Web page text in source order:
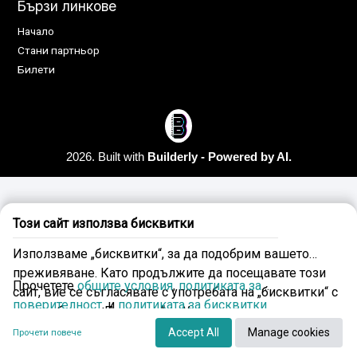
Този сайт използва бисквитки
Използваме „бисквитки“, за да подобрим вашето
преживяване. Като продължите да посещавате този
сайт, вие се съгласявате с употребата на „бисквитки“ с
прости бутони „Приемам“ и „Управление на
предпочитанията“.
Прочететеобщите условия,политиката за
поверителност, и политиката за бисквитки
Прочети повече Accept All Manage cookies
Бързи линкове
Начало
Стани партньор
Билети
2026. Built with Builderly - Powered by AI.